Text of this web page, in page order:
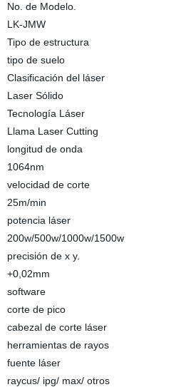
No. de Modelo.
LK-JMW
Tipo de estructura
tipo de suelo
Clasificación del láser
Laser Sólido
Tecnología Láser
Llama Laser Cutting
longitud de onda
1064nm
velocidad de corte
25m/min
potencia láser
200w/500w/1000w/1500w
precisión de x y.
+0,02mm
software
corte de pico
cabezal de corte láser
herramientas de rayos
fuente láser
raycus/ ipg/ max/ otros